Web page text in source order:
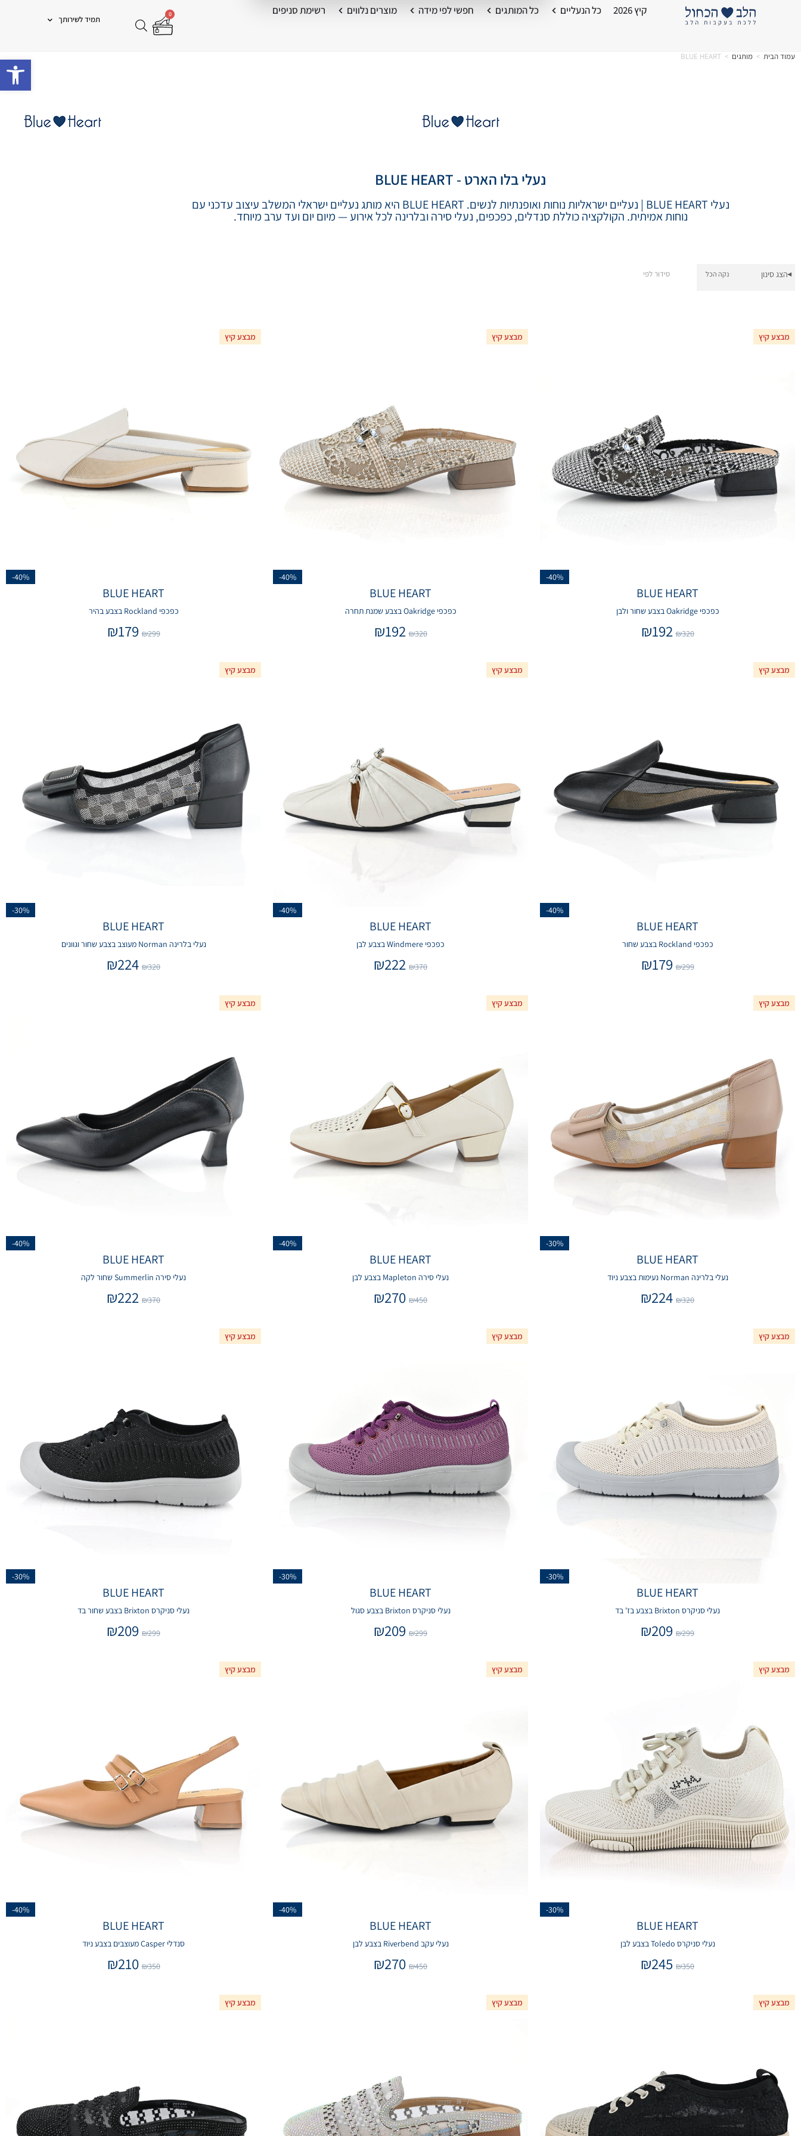
קיץ 2026 כל הנעליים כל המותגים חפשי לפי מידה מוצרים נלווים רשימת סניפים 0
תמיד לשירותך
עמוד הבית > מותגים >
BLUE HEART
נעלי בלו הארט - BLUE HEART
נעלי BLUE HEART | נעליים ישראליות נוחות ואופנתיות לנשים. BLUE HEART היא מותג נעליים ישראלי המשלב עיצוב עדכני עם
נוחות אמיתית. הקולקציה כוללת סנדלים, כפכפים, נעלי סירה ובלרינה לכל אירוע — מיום יום ועד ערב מיוחד.
▾הצג סינון נקה הכל סידור לפי
מבצע קיץ
-40%
BLUE HEART
כפכפי Oakridge בצבע שחור ולבן
₪320
₪192
מבצע קיץ
-40%
BLUE HEART
כפכפי Oakridge בצבע שמנת תחרה
₪320
₪192
מבצע קיץ
-40%
BLUE HEART
כפכפי Rockland בצבע בהיר
₪299
₪179
מבצע קיץ
-40%
BLUE HEART
כפכפי Rockland בצבע שחור
₪299
₪179
מבצע קיץ
-40%
BLUE HEART
כפכפי Windmere בצבע לבן
₪370
₪222
מבצע קיץ
-30%
BLUE HEART
נעלי בלרינה Norman מעוצב בצבע שחור וגוונים
₪320
₪224
מבצע קיץ
-30%
BLUE HEART
נעלי בלרינה Norman נעימות בצבע ניוד
₪320
₪224
מבצע קיץ
-40%
BLUE HEART
נעלי סירה Mapleton בצבע לבן
₪450
₪270
מבצע קיץ
-40%
BLUE HEART
נעלי סירה Summerlin שחור לקה
₪370
₪222
מבצע קיץ
-30%
BLUE HEART
נעלי סניקרס Brixton בצבע בז' בד
₪299
₪209
מבצע קיץ
-30%
BLUE HEART
נעלי סניקרס Brixton בצבע סגול
₪299
₪209
מבצע קיץ
-30%
BLUE HEART
נעלי סניקרס Brixton בצבע שחור בד
₪299
₪209
מבצע קיץ
-30%
BLUE HEART
נעלי סניקרס Toledo בצבע לבן
₪350
₪245
מבצע קיץ
-40%
BLUE HEART
נעלי עקב Riverbend בצבע לבן
₪450
₪270
מבצע קיץ
-40%
BLUE HEART
סנדלי Casper מעוצבים בצבע ניוד
₪350
₪210
מבצע קיץ מבצע קיץ מבצע קיץ